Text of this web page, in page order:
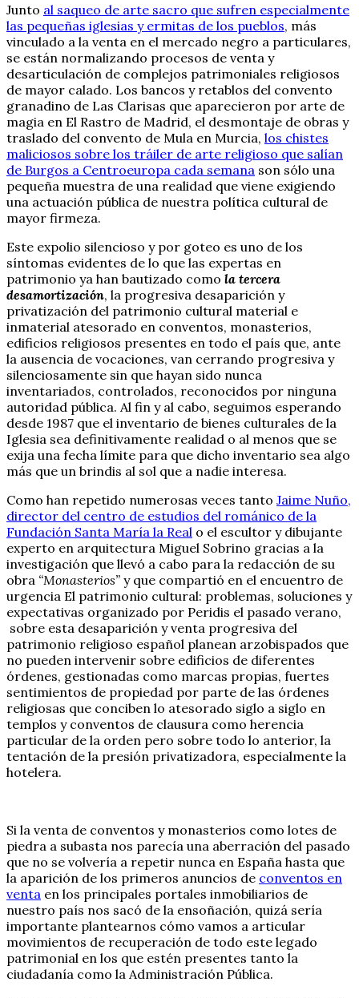
Junto al saqueo de arte sacro que sufren especialmente
las pequeñas iglesias y ermitas de los pueblos, más
vinculado a la venta en el mercado negro a particulares,
se están normalizando procesos de venta y
desarticulación de complejos patrimoniales religiosos
de mayor calado. Los bancos y retablos del convento
granadino de Las Clarisas que aparecieron por arte de
magia en El Rastro de Madrid, el desmontaje de obras y
traslado del convento de Mula en Murcia, los chistes
maliciosos sobre los tráiler de arte religioso que salían
de Burgos a Centroeuropa cada semana son sólo una
pequeña muestra de una realidad que viene exigiendo
una actuación pública de nuestra política cultural de
mayor firmeza.
Este expolio silencioso y por goteo es uno de los
síntomas evidentes de lo que las expertas en
patrimonio ya han bautizado como la tercera
desamortización, la progresiva desaparición y
privatización del patrimonio cultural material e
inmaterial atesorado en conventos, monasterios,
edificios religiosos presentes en todo el país que, ante
la ausencia de vocaciones, van cerrando progresiva y
silenciosamente sin que hayan sido nunca
inventariados, controlados, reconocidos por ninguna
autoridad pública. Al fin y al cabo, seguimos esperando
desde 1987 que el inventario de bienes culturales de la
Iglesia sea definitivamente realidad o al menos que se
exija una fecha límite para que dicho inventario sea algo
más que un brindis al sol que a nadie interesa.
Como han repetido numerosas veces tanto Jaime Nuño,
director del centro de estudios del románico de la
Fundación Santa María la Real o el escultor y dibujante
experto en arquitectura Miguel Sobrino gracias a la
investigación que llevó a cabo para la redacción de su
obra “Monasterios” y que compartió en el encuentro de
urgencia El patrimonio cultural: problemas, soluciones y
expectativas organizado por Peridis el pasado verano,
sobre esta desaparición y venta progresiva del
patrimonio religioso español planean arzobispados que
no pueden intervenir sobre edificios de diferentes
órdenes, gestionadas como marcas propias, fuertes
sentimientos de propiedad por parte de las órdenes
religiosas que conciben lo atesorado siglo a siglo en
templos y conventos de clausura como herencia
particular de la orden pero sobre todo lo anterior, la
tentación de la presión privatizadora, especialmente la
hotelera.
Si la venta de conventos y monasterios como lotes de
piedra a subasta nos parecía una aberración del pasado
que no se volvería a repetir nunca en España hasta que
la aparición de los primeros anuncios de conventos en
venta en los principales portales inmobiliarios de
nuestro país nos sacó de la ensoñación, quizá sería
importante plantearnos cómo vamos a articular
movimientos de recuperación de todo este legado
patrimonial en los que estén presentes tanto la
ciudadanía como la Administración Pública.